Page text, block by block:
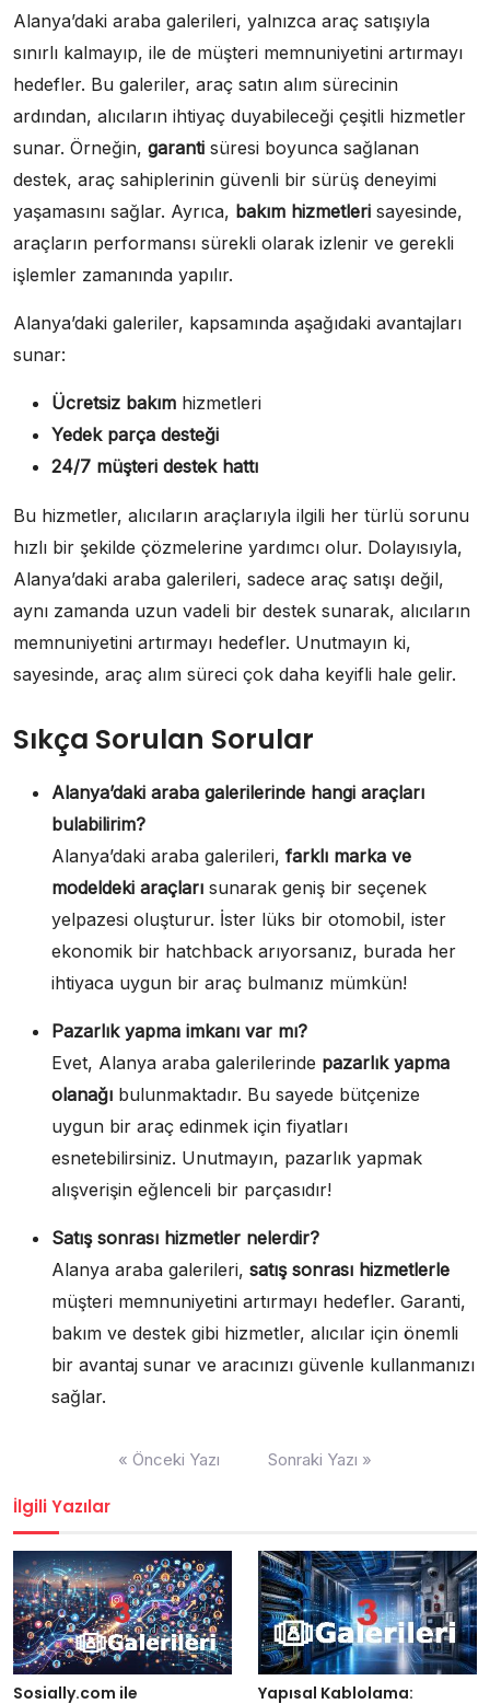
Alanya’daki araba galerileri, yalnızca araç satışıyla
sınırlı kalmayıp, ile de müşteri memnuniyetini artırmayı
hedefler. Bu galeriler, araç satın alım sürecinin
ardından, alıcıların ihtiyaç duyabileceği çeşitli hizmetler
sunar. Örneğin, garanti süresi boyunca sağlanan
destek, araç sahiplerinin güvenli bir sürüş deneyimi
yaşamasını sağlar. Ayrıca, bakım hizmetleri sayesinde,
araçların performansı sürekli olarak izlenir ve gerekli
işlemler zamanında yapılır.
Alanya’daki galeriler, kapsamında aşağıdaki avantajları
sunar:
Ücretsiz bakım hizmetleri
Yedek parça desteği
24/7 müşteri destek hattı
Bu hizmetler, alıcıların araçlarıyla ilgili her türlü sorunu
hızlı bir şekilde çözmelerine yardımcı olur. Dolayısıyla,
Alanya’daki araba galerileri, sadece araç satışı değil,
aynı zamanda uzun vadeli bir destek sunarak, alıcıların
memnuniyetini artırmayı hedefler. Unutmayın ki,
sayesinde, araç alım süreci çok daha keyifli hale gelir.
Sıkça Sorulan Sorular
Alanya’daki araba galerilerinde hangi araçları
bulabilirim?
Alanya’daki araba galerileri, farklı marka ve
modeldeki araçları sunarak geniş bir seçenek
yelpazesi oluşturur. İster lüks bir otomobil, ister
ekonomik bir hatchback arıyorsanız, burada her
ihtiyaca uygun bir araç bulmanız mümkün!
Pazarlık yapma imkanı var mı?
Evet, Alanya araba galerilerinde pazarlık yapma
olanağı bulunmaktadır. Bu sayede bütçenize
uygun bir araç edinmek için fiyatları
esnetebilirsiniz. Unutmayın, pazarlık yapmak
alışverişin eğlenceli bir parçasıdır!
Satış sonrası hizmetler nelerdir?
Alanya araba galerileri, satış sonrası hizmetlerle
müşteri memnuniyetini artırmayı hedefler. Garanti,
bakım ve destek gibi hizmetler, alıcılar için önemli
bir avantaj sunar ve aracınızı güvenle kullanmanızı
sağlar.
« Önceki Yazı Sonraki Yazı »
İlgili Yazılar
Sosially.com ile Yapısal Kablolama: